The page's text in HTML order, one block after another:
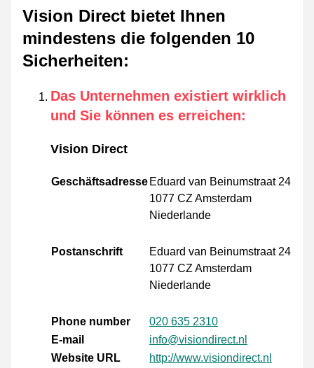
Vision Direct bietet Ihnen
mindestens die folgenden 10
Sicherheiten:
Das Unternehmen existiert wirklich
und Sie können es erreichen:
Vision Direct
Geschäftsadresse Eduard van Beinumstraat 24
1077 CZ Amsterdam
Niederlande
Postanschrift
Eduard van Beinumstraat 24
1077 CZ Amsterdam
Niederlande
Phone number
020 635 2310
E-mail
info@visiondirect.nl
Website URL
http://www.visiondirect.nl